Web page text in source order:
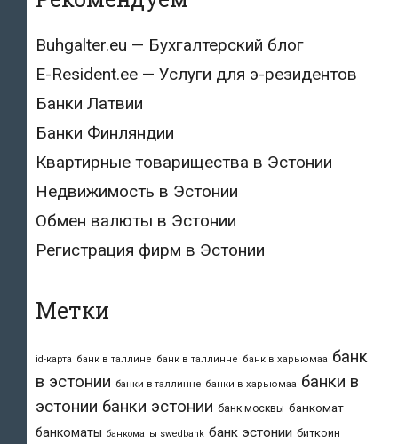
Buhgalter.eu — Бухгалтерский блог
E-Resident.ee — Услуги для э-резидентов
Банки Латвии
Банки Финляндии
Квартирные товарищества в Эстонии
Недвижимость в Эстонии
Обмен валюты в Эстонии
Регистрация фирм в Эстонии
Метки
id-карта банк в таллине банк в таллинне банк в харьюмаа банк
в эстонии банки в таллинне банки в харьюмаа банки в
эстонии банки эстонии банк москвы банкомат
банкоматы банкоматы swedbank банк эстонии биткоин